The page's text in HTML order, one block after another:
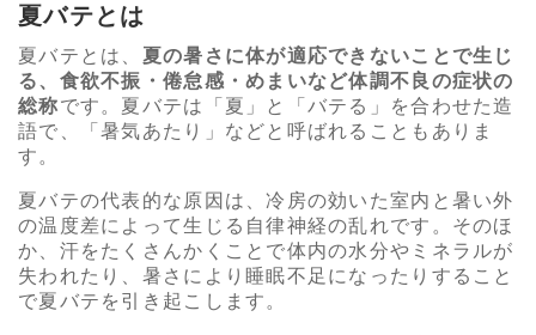
夏バテとは
夏バテとは、 夏の暑さに体が適応できないことで生じ
る、食欲不振・倦怠感・めまいなど体調不良の症状の
総称です。夏バテは「夏」と「バテる」を合わせた造
語で、「暑気あたり」などと呼ばれることもありま
す。
夏バテの代表的な原因は、冷房の効いた室内と暑い外
の温度差によって生じる自律神経の乱れです。そのほ
か、汗をたくさんかくことで体内の水分やミネラルが
失われたり、暑さにより睡眠不足になったりすること
で夏バテを引き起こします。